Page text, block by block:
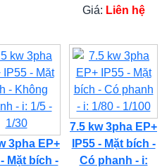
Giá: Liên hệ
3pha EP+
- Mặt bích -
7.5 kw 3pha EP+
IP55 - Mặt bích -
Có phanh - i: